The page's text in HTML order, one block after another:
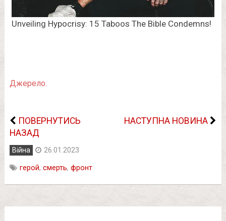
Джерело.
ПОВЕРНУТИСЬ
НАЗАД
НАСТУПНА НОВИНА
Війна 26.01.2023
герой, смерть, фронт